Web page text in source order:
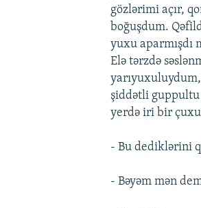
gözlərimi açır,
boğuşdum.
yuxu aparmışdı
Elə tərzdə
şiddətli guppultu
yerdə iri bir
- Bu dediklərini
- Bəyəm mən